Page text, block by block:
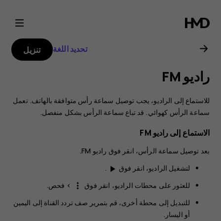
دليل
مستخدم
هاتف
Nokia
4.2
تحديد اللغة تنزيل
راديو FM
للاستماع إلى الراديو، يجب توصيل سماعة رأس متوافقة بالهاتف. تعمل
سماعة الرأس كهوائي. قد تباع سماعة الرأس بشكل منفصل.
الاستماع إلى راديو ‪FM
بعد توصيل سماعة الرأس، انقر فوق راديو FM
.
لتشغيل الراديو، انقر فوق play_arrow
.
للعثور على محطات الراديو، انقر فوق more_vert
> فحص.
للتبديل إلى محطة أخرى، قم بتمرير صف تردد القناة إلى اليمين
أو اليسار.